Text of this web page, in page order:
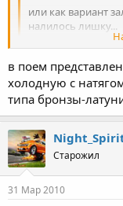
или как вариант
налилось лишку...
рассверлили,
горячая пасадка с
в поем
холодную с
типа бронзы-
Старожил
31 Мар 2010